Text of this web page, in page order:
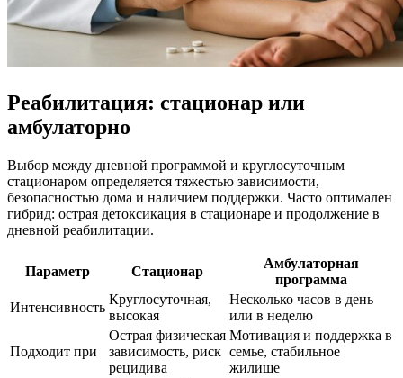
Реабилитация: стационар или
амбулаторно
Выбор между дневной программой и круглосуточным
стационаром определяется тяжестью зависимости,
безопасностью дома и наличием поддержки. Часто оптимален
гибрид: острая детоксикация в стационаре и продолжение в
дневной реабилитации.
Параметр Стационар
Амбулаторная
программа
Интенсивность
Круглосуточная,
высокая
Несколько часов в день
или в неделю
Подходит при
Острая физическая
зависимость, риск
рецидива
Мотивация и поддержка в
семье, стабильное
жилище